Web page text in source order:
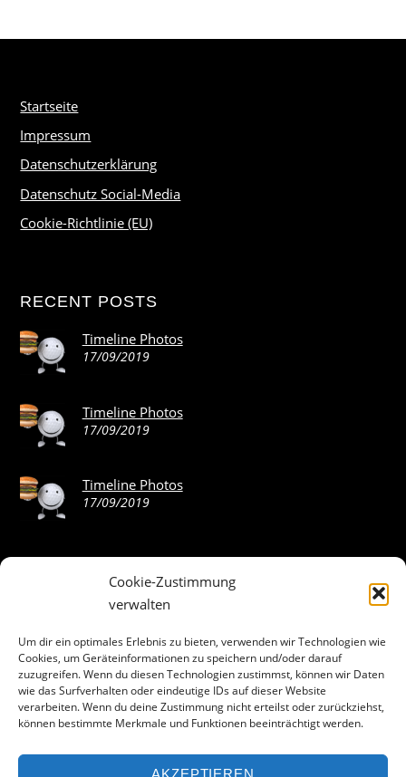
Cookie-Zustimmung
verwalten
Um dir ein optimales Erlebnis zu bieten, verwenden wir Technologien wie
Cookies, um Geräteinformationen zu speichern und/oder darauf
zuzugreifen. Wenn du diesen Technologien zustimmst, können wir Daten
wie das Surfverhalten oder eindeutige IDs auf dieser Website
verarbeiten. Wenn du deine Zustimmung nicht erteilst oder zurückziehst,
können bestimmte Merkmale und Funktionen beeinträchtigt werden.
Startseite
Impressum
Datenschutzerklärung
Datenschutz Social-Media
Cookie-Richtlinie (EU)
RECENT POSTS
Timeline Photos
17/09/2019
Timeline Photos
17/09/2019
Timeline Photos
17/09/2019
ABOUT THE LANDING THEME…
The Landing theme is a one-page design WordPress theme
that’s focused on getting your audience to follow-through
with your call-to-action. Built to work seamlessly with our
drag & drop Builder plugin, it gives you the ability to
customize the look and feel of your content.